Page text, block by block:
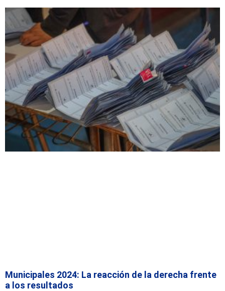
Municipales 2024: La reacción de la derecha frente
a los resultados